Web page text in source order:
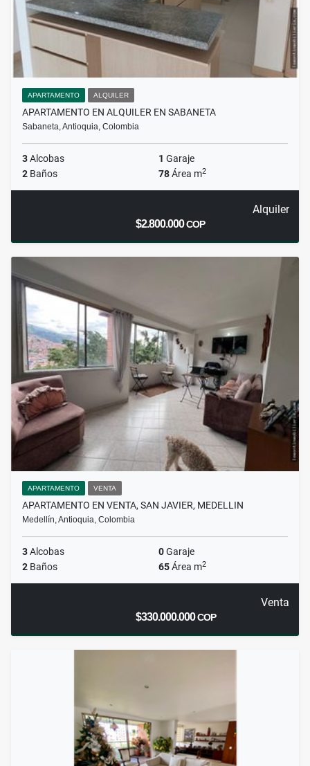
APARTAMENTO ALQUILER
APARTAMENTO EN ALQUILER EN SABANETA
Sabaneta, Antioquia, Colombia
3Alcobas 1 Garaje
2 Baños 78Área m2
Alquiler
$2.800.000COP
APARTAMENTO VENTA
APARTAMENTO EN VENTA, SAN JAVIER, MEDELLIN
Medellín, Antioquia, Colombia
3Alcobas 0Garaje
2 Baños 65Área m2
Venta
$330.000.000COP